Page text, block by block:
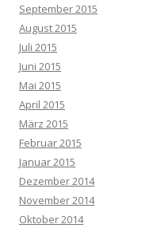
September 2015
August 2015
Juli 2015
Juni 2015
Mai 2015
April 2015
März 2015
Februar 2015
Januar 2015
Dezember 2014
November 2014
Oktober 2014